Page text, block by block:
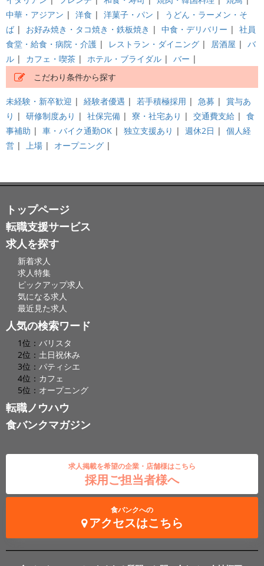
中華・アジアン | 洋食 | 洋菓子・パン |
うどん・ラーメン・そ
ば | お好み焼き・タコ焼き・鉄板焼き | 中食・デリバリー | 社員
食堂・給食・病院・介護 | レストラン・ダイニング | 居酒屋 | バ
ル | カフェ・喫茶 | ホテル・ブライダル | バー |
こだわり条件から探す
未経験・新卒歓迎 | 経験者優遇 | 若手積極採用 | 急募 | 賞与あ
り | 研修制度あり | 社保完備 | 寮・社宅あり | 交通費支給 | 食
事補助 | 車・バイク通勤OK | 独立支援あり | 週休2日 | 個人経
営 | 上場 | オープニング |
トップページ
転職支援サービス
求人を探す
新着求人
求人特集
ピックアップ求人
気になる求人
最近見た求人
人気の検索ワード
1位： バリスタ
2位： 土日祝休み
3位： パティシエ
4位： カフェ
5位： オープニング
転職ノウハウ
食バンクマガジン
求人掲載を希望の企業・店舗様はこちら
採用ご担当者様へ
食バンクへの
アクセスはこちら